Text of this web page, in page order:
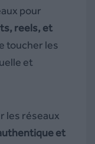
pour
reels, et
toucher les
et
les réseaux
et